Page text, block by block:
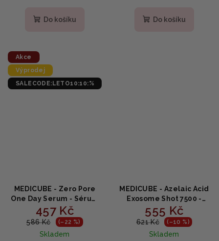
Do košíku Do košíku
Akce
Výprodej
SALECODE:LETO10:10:%
MEDICUBE - Zero Pore
One Day Serum - Sérum
proti rozšířeným pórům s
kyselinami 30ml
457 Kč
586 Kč (–22 %)
Skladem
MEDICUBE - Azelaic Acid
Exosome Shot 7500 -
Zklidňující sérum s
kyselinou azelaovou a
exosomy 30ml
555 Kč
621 Kč (–10 %)
Skladem